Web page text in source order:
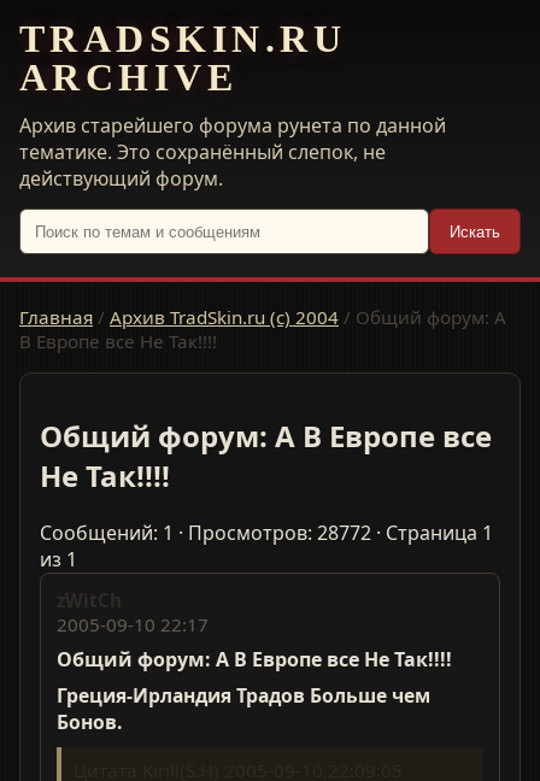
TRADSKIN.RU
ARCHIVE
Архив старейшего форума рунета по данной
тематике. Это сохранённый слепок, не
действующий форум.
Искать
Главная / Архив TradSkin.ru (с) 2004 / Общий форум: А
В Европе все Не Так!!!!
Общий форум: А В Европе все
Не Так!!!!
Сообщений: 1 · Просмотров: 28772 · Страница 1
из 1
zWitCh
2005-09-10 22:17
Общий форум: А В Европе все Не Так!!!!
Греция-Ирландия Традов Больше чем
Бонов.